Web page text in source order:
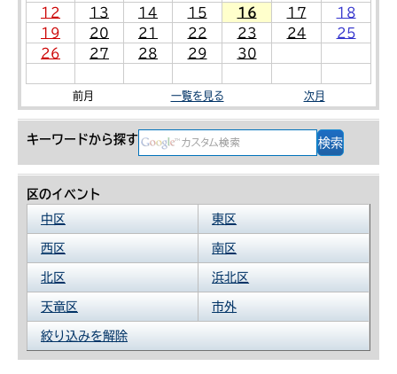
12
13 14 15 16 17
18
19
20 21 22 23 24
25
26
27 28 29 30
前月 一覧を見る 次月
キーワードから探す
区のイベント
中区
東区
西区 南区
北区 浜北区
天竜区 市外
絞り込みを解除